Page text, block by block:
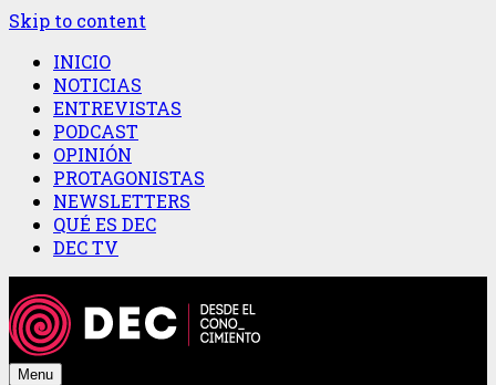
Skip to content
INICIO
NOTICIAS
ENTREVISTAS
PODCAST
OPINIÓN
PROTAGONISTAS
NEWSLETTERS
QUÉ ES DEC
DEC TV
Menu